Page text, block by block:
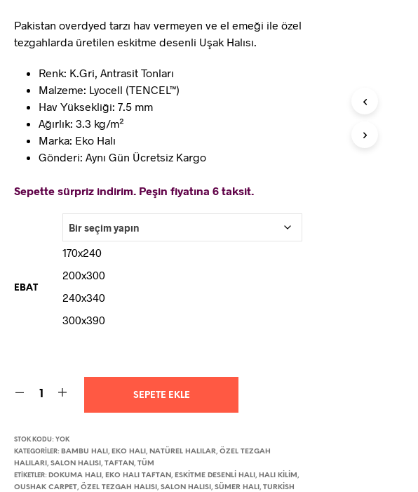
₺36.350
₺104.240
Pakistan overdyed tarzı hav vermeyen ve el emeği ile özel
tezgahlarda üretilen eskitme desenli Uşak Halısı.
Renk: K.Gri, Antrasit Tonları
Malzeme: Lyocell (TENCEL™)
Hav Yüksekliği: 7.5 mm
Ağırlık: 3.3 kg/m²
Marka: Eko Halı
Gönderi: Aynı Gün Ücretsiz Kargo
Sepette sürpriz indirim. Peşin fiyatına 6 taksit.
EBAT
170x240
200x300
240x340
300x390
SEPETE EKLE
STOK KODU:YOK
KATEGORILER: BAMBU HALI , EKO HALI , NATÜREL HALILAR,ÖZEL TEZGAH
HALILARI ,SALON HALISI ,TAFTAN ,TÜM
ETIKETLER: DOKUMA HALI , EKO HALI TAFTAN , ESKITME DESENLI HALI , HALI KILIM ,
OUSHAK CARPET,ÖZEL TEZGAH HALISI ,SALON HALISI ,SÜMER HALI ,TURKISH